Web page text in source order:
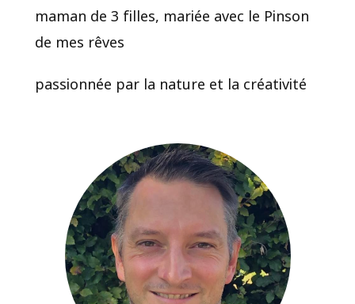
maman de 3 filles, mariée avec le Pinson
de mes rêves
passionnée par la nature et la créativité